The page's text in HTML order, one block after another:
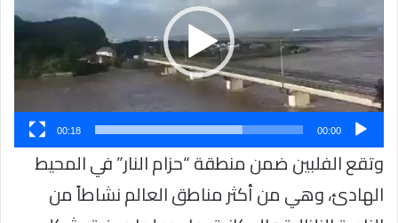
00:00
00:18
وتقع الفلبين ضمن منطقة “حزام النار” في المحيط
الهادئ، وهي من أكثر مناطق العالم نشاطاً من